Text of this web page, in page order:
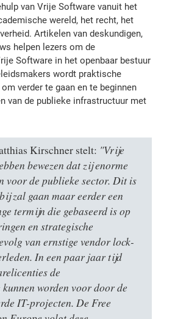
van Vrije Software vanuit het
wereld, het recht, het
Artikelen van deskundigen,
helpen lezers om de
Software in het openbaar bestuur
wordt praktische
verder te gaan en te beginnen
van de publieke infrastructuur met
Kirschner stelt: "Vrije
bewezen dat zij enorme
voor de publieke sector. Dit is
zal gaan maar eerder een
termijn die gebaseerd is op
en strategische
van ernstige vendor lock-
In een paar jaar tijd
de
worden voor door de
IT-projecten. De Free